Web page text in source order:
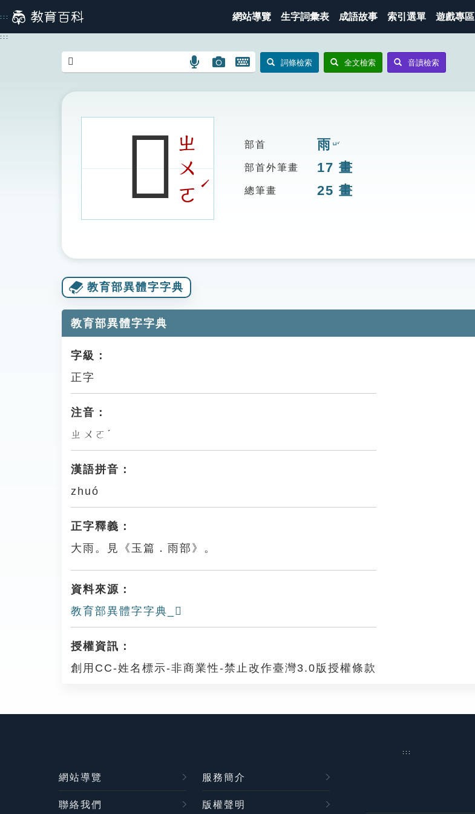
到
主
::: 網站導覽 生字詞彙表 成語故事 索引選單 遊戲專區
:::
語
搜
圖
圖
搜
開
鍵
詞條檢索 全文檢索 音讀檢索
𩆸ㄓ
ㄨ
ㄛ
ˊ
部首 雨 ㄩˇ
部首外筆畫 17 畫
總筆畫 25 畫
教育部異體字字典
教育部異體字字典
字級：
正字
注音：
ㄓㄨㄛˊ
漢語拼音：
zhuó
正字釋義：
大雨。見《玉篇．雨部》。
資料來源：
教育部異體字字典_𩆸
授權資訊：
創用CC-姓名標示-非商業性-禁止改作臺灣3.0版授權條款
:::
網站導覽 服務簡介
聯絡我們 版權聲明